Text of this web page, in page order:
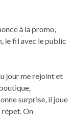
à la promo,
le fil avec le public
jour me rejoint et
surprise, il joue
répet. On